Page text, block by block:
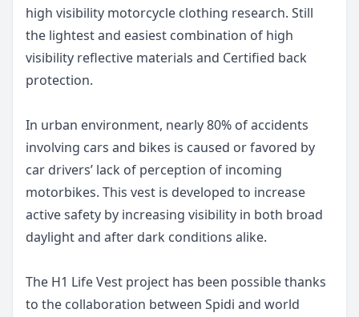
high visibility motorcycle clothing research. Still
the lightest and easiest combination of high
visibility reflective materials and Certified back
protection.
In urban environment, nearly 80% of accidents
involving cars and bikes is caused or favored by
car drivers’ lack of perception of incoming
motorbikes. This vest is developed to increase
active safety by increasing visibility in both broad
daylight and after dark conditions alike.
The H1 Life Vest project has been possible thanks
to the collaboration between Spidi and world